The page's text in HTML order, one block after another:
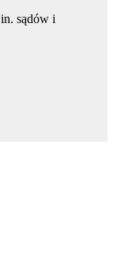
sądów i